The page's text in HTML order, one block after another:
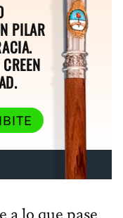
PILAR
a lo que pase